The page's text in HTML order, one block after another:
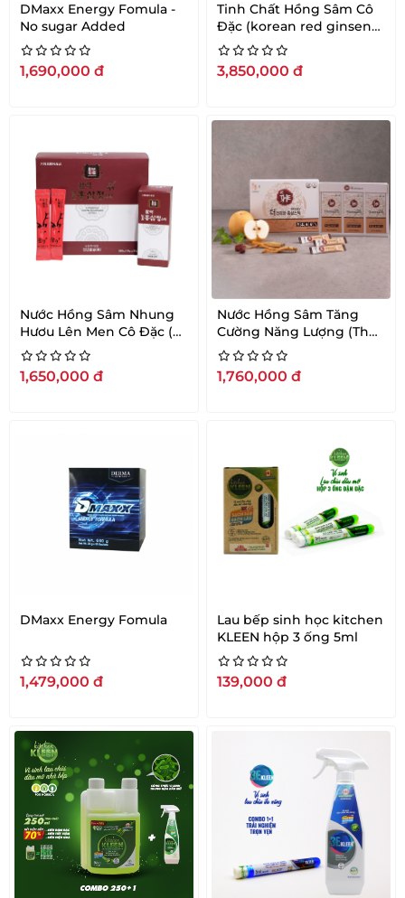
DMaxx Energy Fomula -
No sugar Added
1,690,000 đ
Tinh Chất Hồng Sâm Cô
Đặc (korean red ginseng)
240G
3,850,000 đ
Nước Hồng Sâm Nhung
Hươu Lên Men Cô Đặc (6
Years Old Korean Red
Ginseng Extract) 10ml x
30 gói
1,650,000 đ
Nước Hồng Sâm Tăng
Cường Năng Lượng (The
Heathier Korean Red
Ginseng Stick) 10ml x 30
gói
1,760,000 đ
DMaxx Energy Fomula
1,479,000 đ
Lau bếp sinh học kitchen
KLEEN hộp 3 ống 5ml
139,000 đ